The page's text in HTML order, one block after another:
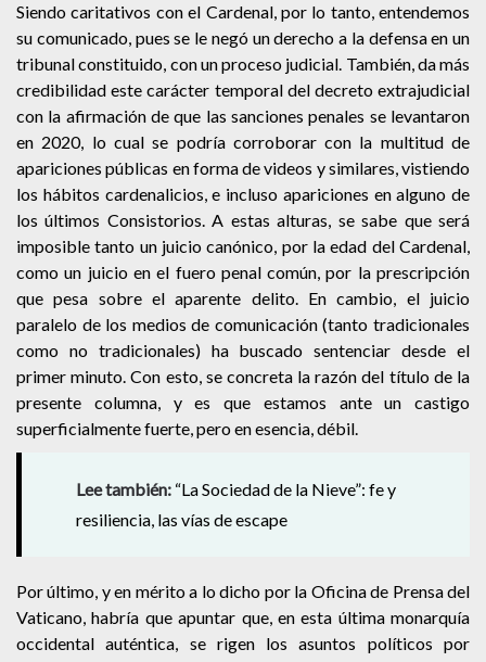
Siendo caritativos con el Cardenal, por lo tanto, entendemos
su comunicado, pues se le negó un derecho a la defensa en un
tribunal constituido, con un proceso judicial. También, da más
credibilidad este carácter temporal del decreto extrajudicial
con la afirmación de que las sanciones penales se levantaron
en 2020, lo cual se podría corroborar con la multitud de
apariciones públicas en forma de videos y similares, vistiendo
los hábitos cardenalicios, e incluso apariciones en alguno de
los últimos Consistorios. A estas alturas, se sabe que será
imposible tanto un juicio canónico, por la edad del Cardenal,
como un juicio en el fuero penal común, por la prescripción
que pesa sobre el aparente delito. En cambio, el juicio
paralelo de los medios de comunicación (tanto tradicionales
como no tradicionales) ha buscado sentenciar desde el
primer minuto. Con esto, se concreta la razón del título de la
presente columna, y es que estamos ante un castigo
superficialmente fuerte, pero en esencia, débil.
Lee también: “La Sociedad de la Nieve”: fe y
resiliencia, las vías de escape
Por último, y en mérito a lo dicho por la Oficina de Prensa del
Vaticano, habría que apuntar que, en esta última monarquía
occidental auténtica, se rigen los asuntos políticos por